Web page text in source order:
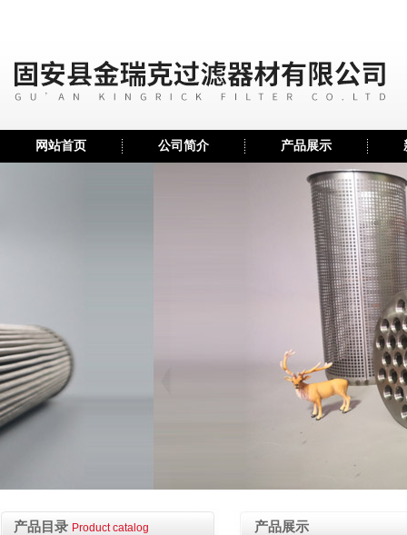
网站首页 公司简介 产品展示
产品目录 Product catalog 产品展示